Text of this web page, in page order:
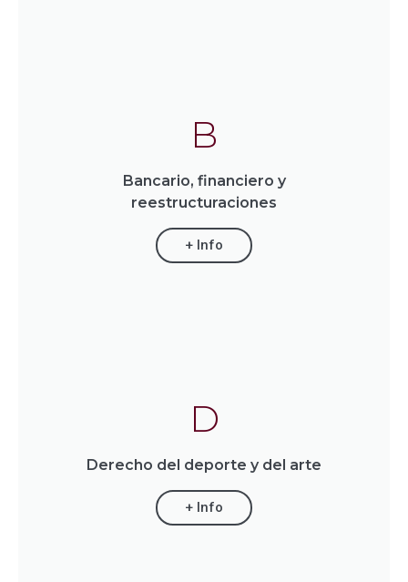
B
Bancario, financiero y
reestructuraciones
+ Info
D
Derecho del deporte y del arte
+ Info